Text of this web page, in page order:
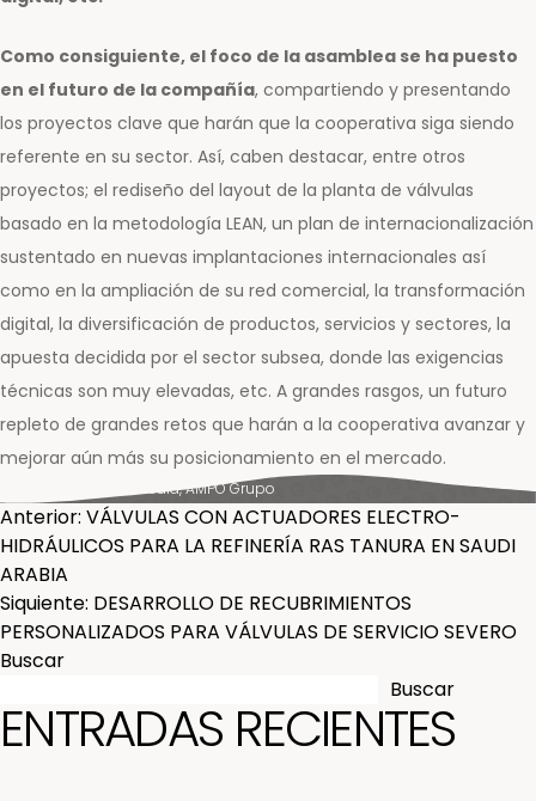
Como consiguiente, el foco de la asamblea se ha puesto
en el futuro de la compañía, compartiendo y presentando
los proyectos clave que harán que la cooperativa siga siendo
referente en su sector. Así, caben destacar, entre otros
proyectos; el rediseño del layout de la planta de válvulas
basado en la metodología LEAN, un plan de internacionalización
sustentado en nuevas implantaciones internacionales así
como en la ampliación de su red comercial, la transformación
digital, la diversificación de productos, servicios y sectores, la
apuesta decidida por el sector subsea, donde las exigencias
técnicas son muy elevadas, etc. A grandes rasgos, un futuro
repleto de grandes retos que harán a la cooperativa avanzar y
mejorar aún más su posicionamiento en el mercado.
News & Media,AMPO Grupo
NAVEGACIÓN
DE
ENTRADAS
Anterior: VÁLVULAS CON ACTUADORES ELECTRO-
HIDRÁULICOS PARA LA REFINERÍA RAS TANURA EN SAUDI
ARABIA
Siquiente: DESARROLLO DE RECUBRIMIENTOS
PERSONALIZADOS PARA VÁLVULAS DE SERVICIO SEVERO
Buscar
Buscar
ENTRADAS RECIENTES